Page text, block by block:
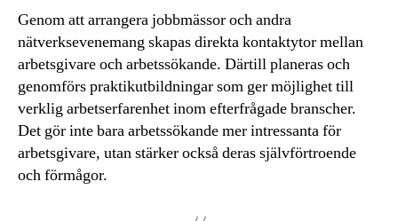
Genom att arrangera jobbmässor och andra
nätverksevenemang skapas direkta kontaktytor mellan
arbetsgivare och arbetssökande. Därtill planeras och
genomförs praktikutbildningar som ger möjlighet till
verklig arbetserfarenhet inom efterfrågade branscher.
Det gör inte bara arbetssökande mer intressanta för
arbetsgivare, utan stärker också deras självförtroende
och förmågor.